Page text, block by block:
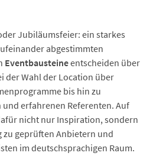
Jubiläumsfeier: ein starkes
abgestimmten
Eventbausteineentscheiden über
der Wahl der Location über
bis hin zu
erfahrenen Referenten. Auf
nicht nur Inspiration, sondern
zu geprüften Anbietern und
im deutschsprachigen Raum.